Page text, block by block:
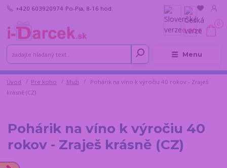
Menu
+420 603920974 Po-Pia, 8-16 hod.
0
0,00 €
Úvod Pre koho Muži
Pohárik na víno k výročiu 40 rokov - Zraješ
krásně (CZ)
Pohárik na víno k výročiu 40
rokov - Zraješ krásně (CZ)